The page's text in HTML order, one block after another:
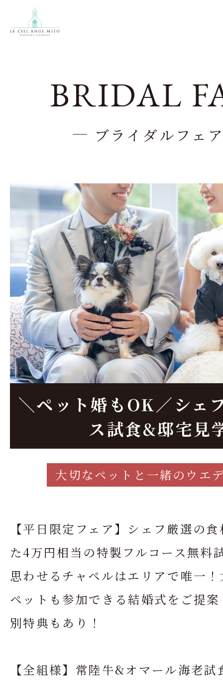
BRIDAL
ブライダルフェ
＼ペット婚もOK／シェ
ス試食&邸宅見
大切なペットと一緒のウエ
【平日限定フェア】シェフ厳選の
た4万円相当の特製フルコース無料
思わせるチャペルはエリアで唯一
ペットも参加できる結婚式をご提
別特典もあり！
【全組様】常陸牛&オマール海老